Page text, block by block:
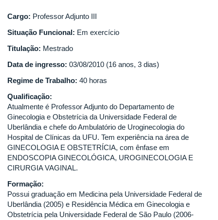
Cargo: Professor Adjunto III
Situação Funcional: Em exercício
Titulação: Mestrado
Data de ingresso: 03/08/2010 (16 anos, 3 dias)
Regime de Trabalho: 40 horas
Qualificação:
Atualmente é Professor Adjunto do Departamento de
Ginecologia e Obstetrícia da Universidade Federal de
Uberlândia e chefe do Ambulatório de Uroginecologia do
Hospital de Clínicas da UFU. Tem experiência na área de
GINECOLOGIA E OBSTETRÍCIA, com ênfase em
ENDOSCOPIA GINECOLÓGICA, UROGINECOLOGIA E
CIRURGIA VAGINAL.
Formação:
Possui graduação em Medicina pela Universidade Federal de
Uberlândia (2005) e Residência Médica em Ginecologia e
Obstetrícia pela Universidade Federal de São Paulo (2006-